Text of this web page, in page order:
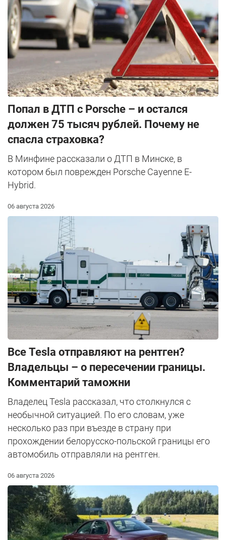
​Попал в ДТП с Porsche – и остался
должен 75 тысяч рублей. Почему не
спасла страховка?
В Минфине рассказали о ДТП в Минске, в
котором был поврежден Porsche Cayenne E-
Hybrid.
06 августа 2026
Все Tesla отправляют на рентген?
Владельцы – о пересечении границы.
Комментарий таможни
Владелец Tesla рассказал, что столкнулся с
необычной ситуацией. По его словам, уже
несколько раз при въезде в страну при
прохождении белорусско-польской границы его
автомобиль отправляли на рентген.
06 августа 2026